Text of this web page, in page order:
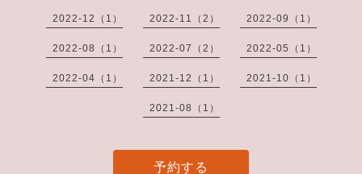
2022-12（1） 2022-11（2） 2022-09（1）
2022-08（1） 2022-07（2） 2022-05（1）
2022-04（1） 2021-12（1） 2021-10（1）
2021-08（1）
予約する